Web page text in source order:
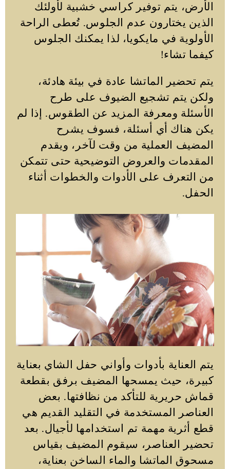
الأرض، يتم توفير كراسي خشبية لأولئك
الذين يختارون عدم الجلوس. تُعطى الراحة
الأولوية في مايكويا، لذا يمكنك الجلوس
كيفما تشاء!
يتم تحضير الماتشا عادة في بيئة هادئة،
ولكن يتم تشجيع الضيوف على طرح
الأسئلة ومعرفة المزيد عن الطقوس. إذا لم
يكن هناك أي أسئلة، فسوف يشرح
المضيف العملية من وقت لآخر، ويقدم
المقدمات والعروض التوضيحية حتى تتمكن
من التعرف على الأدوات والخطوات أثناء
الحفل.
يتم العناية بأدوات وأواني حفل الشاي بعناية
كبيرة، حيث يمسحها المضيف برفق بقطعة
قماش حريرية للتأكد من نظافتها. بعض
العناصر المستخدمة في التقليد القديم هي
قطع أثرية مهمة تم استخدامها لأجيال. بعد
تحضير العناصر، سيقوم المضيف بقياس
مسحوق الماتشا والماء الساخن بعناية،